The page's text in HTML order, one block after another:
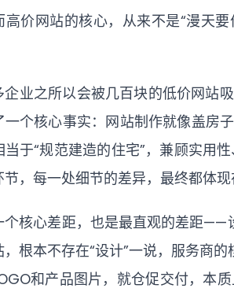
高价网站的核心，从来不是“漫天
企业之所以会被几百块的低价网站
一个核心事实：网站制作就像盖房
当于“规范建造的住宅”，兼顾实用
，每一处细节的差异，最终都体
个核心差距，也是最直观的差距——
根本不存在“设计”一说，服务商
和产品图片，就仓促交付，本